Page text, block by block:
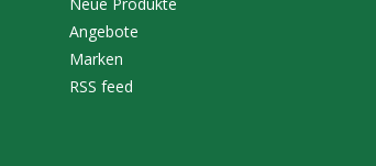
Angebote
Marken
RSS feed